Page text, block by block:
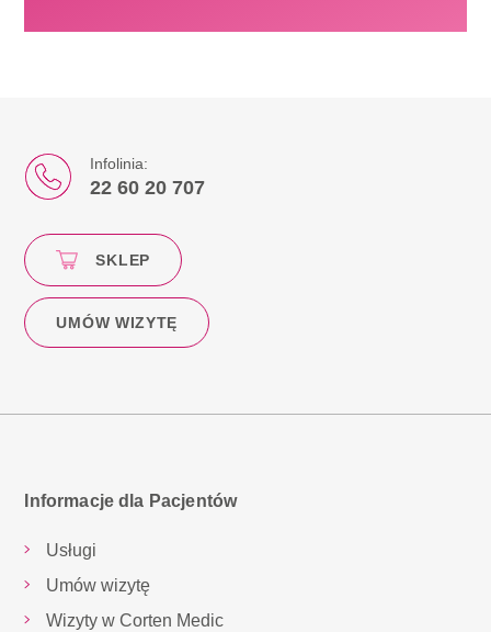
Infolinia:
22 60 20 707
SKLEP
UMÓW WIZYTĘ
Informacje dla Pacjentów
Usługi
Umów wizytę
Wizyty w Corten Medic